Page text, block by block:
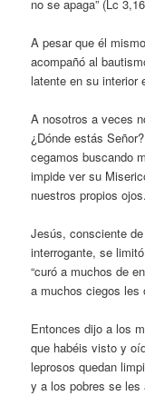
no se apaga” (Lc
A pesar que él
acompañó al
latente en su interior
A nosotros a veces
¿Dónde estás
cegamos buscando
impide ver su
nuestros propios ojos.
Jesús, consciente
interrogante, se
“curó a muchos de
a muchos ciegos les
Entonces dijo a los
que habéis visto y
leprosos quedan
y a los pobres se les